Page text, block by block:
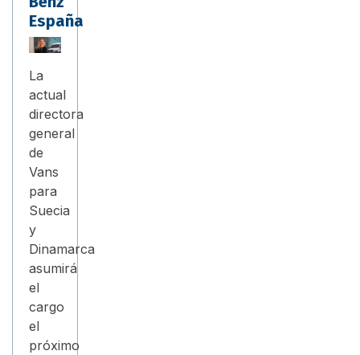
España
La
actual
directora
general
de
Vans
para
Suecia
y
Dinamarca
asumirá
el
cargo
el
próximo